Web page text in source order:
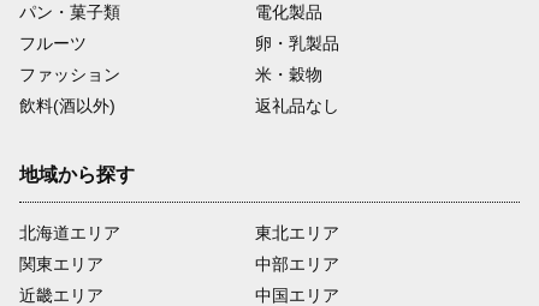
パン・菓子類
電化製品
フルーツ
卵・乳製品
ファッション
米・穀物
飲料(酒以外)
返礼品なし
地域から探す
北海道エリア
関東エリア
近畿エリア
東北エリア
中部エリア
中国エリア